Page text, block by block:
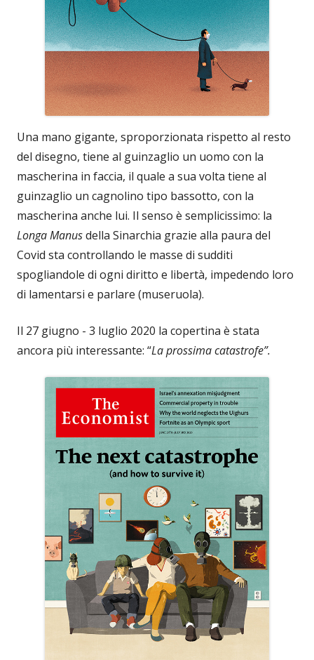
Una mano gigante, sproporzionata rispetto al resto
del disegno, tiene al guinzaglio un uomo con la
mascherina in faccia, il quale a sua volta tiene al
guinzaglio un cagnolino tipo bassotto, con la
mascherina anche lui. Il senso è semplicissimo: la
Longa Manusdella Sinarchia grazie alla paura del
Covid sta controllando le masse di sudditi
spogliandole di ogni diritto e libertà, impedendo loro
di lamentarsi e parlare (museruola).
Il 27 giugno - 3 luglio 2020 la copertina è stata
ancora più interessante: “La prossima catastrofe”.